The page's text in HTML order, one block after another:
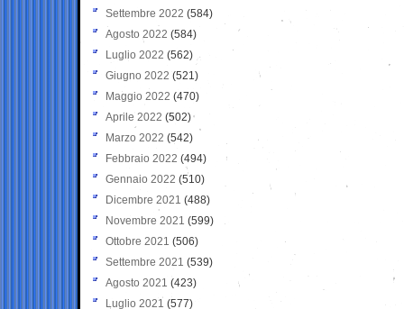
Settembre 2022 (584)
Agosto 2022 (584)
Luglio 2022 (562)
Giugno 2022 (521)
Maggio 2022 (470)
Aprile 2022 (502)
Marzo 2022 (542)
Febbraio 2022 (494)
Gennaio 2022 (510)
Dicembre 2021 (488)
Novembre 2021 (599)
Ottobre 2021 (506)
Settembre 2021 (539)
Agosto 2021 (423)
Luglio 2021 (577)